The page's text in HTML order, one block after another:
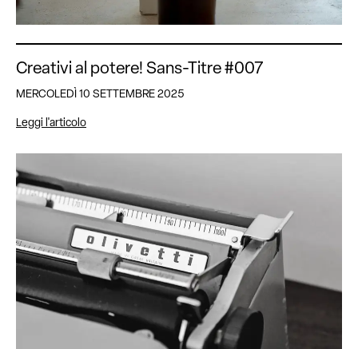
Creativi al potere! Sans-Titre #007
MERCOLEDÌ 10 SETTEMBRE 2025
Leggi l'articolo